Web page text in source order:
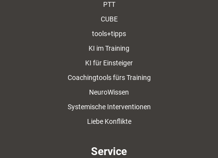
PTT
CUBE
tools+tipps
KI im Training
KI für Einsteiger
Coachingtools fürs Training
NeuroWissen
Systemische Interventionen
Liebe Konflikte
Service